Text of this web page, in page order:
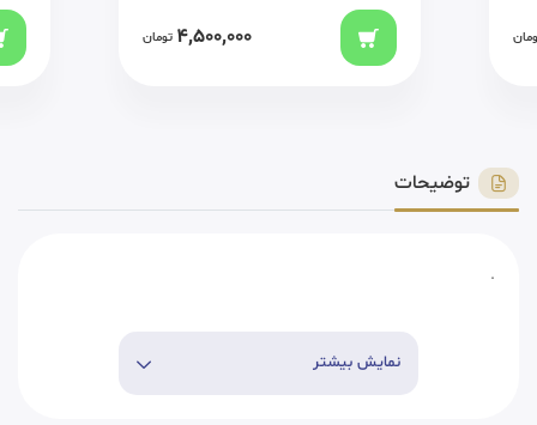
4,500,000 تومان
توضیحات
.
نمایش بیشتر